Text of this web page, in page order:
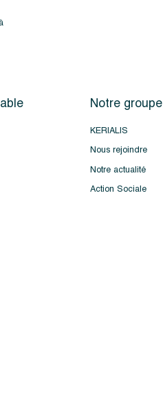
Notre groupe
KERIALIS
Nous rejoindre
Notre actualité
Action Sociale